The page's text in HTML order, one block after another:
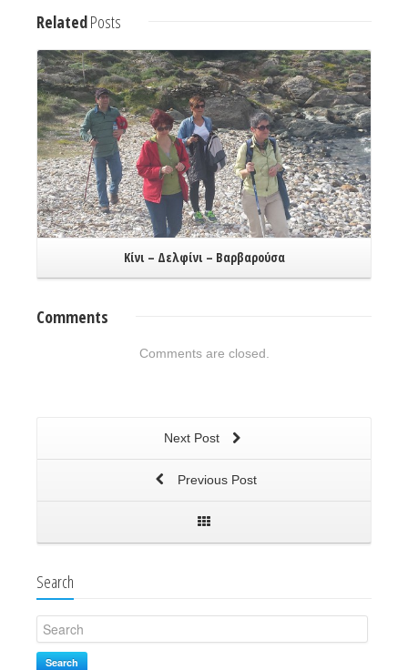
RelatedPosts
Κίνι – Δελφίνι – Βαρβαρούσα
Comments
Comments are closed.
Next Post
Previous Post
Search
Search